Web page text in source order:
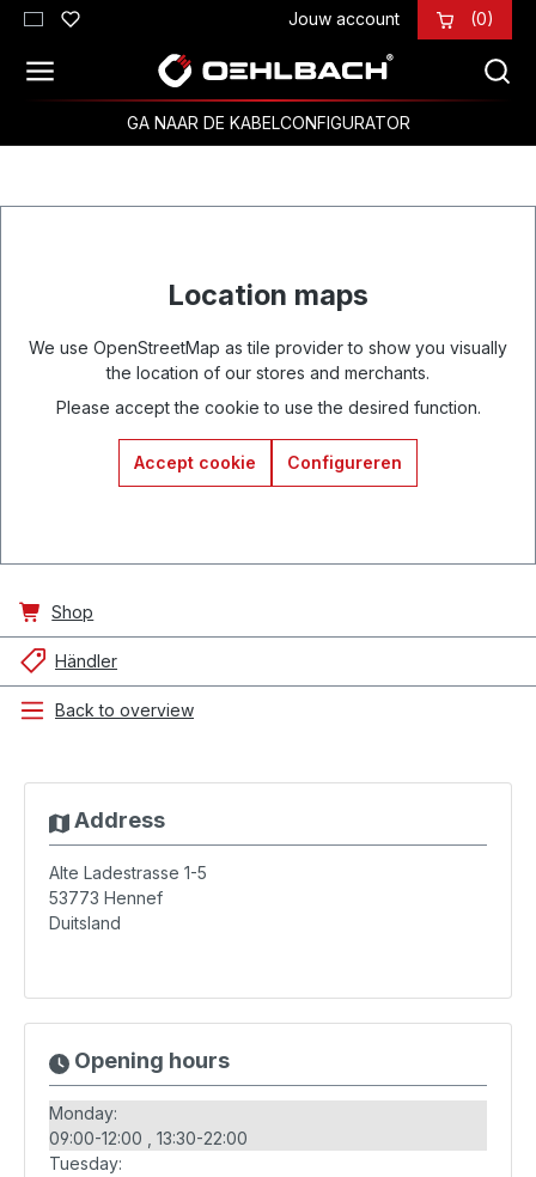
Ga naar de hoofdinhoud Jouw account (0)
GA NAAR DE KABELCONFIGURATOR
Location maps
We use OpenStreetMap as tile provider to show you visually
the location of our stores and merchants.
Please accept the cookie to use the desired function.
Accept cookie Configureren
Shop
Händler
Back to overview
Address
Alte Ladestrasse 1-5
53773 Hennef
Duitsland
Opening hours
Monday:
09:00-12:00
13:30-22:00
Tuesday: